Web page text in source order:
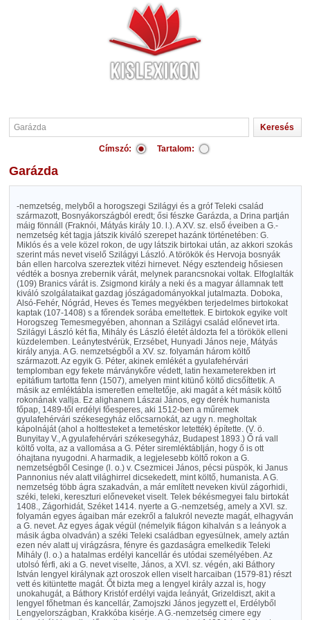
Címszó: Tartalom:
Garázda
-nemzetség, melyből a horogszegi Szilágyi és a gróf Teleki család
származott, Bosnyákországból eredt; ősi fészke Garázda, a Drina partján
máig fönnáll (Fraknói, Mátyás király 10. l.). A XV. sz. első éveiben a G.-
nemzetség két tagja játszik kiváló szerepet hazánk történetében: G.
Miklós és a vele közel rokon, de ugy látszik birtokai után, az akkori szokás
szerint más nevet viselő Szilágyi László. A törökök és Hervoja bosnyák
bán ellen harcolva szereztek vitézi hirnevet. Négy esztendeig hősiesen
védték a bosnya zrebernik várát, melynek parancsnokai voltak. Elfoglalták
(109) Branics várát is. Zsigmond király a neki és a magyar államnak tett
kiváló szolgálataikat gazdag jószágadományokkal jutalmazta. Doboka,
Alsó-Fehér, Nógrád, Heves és Temes megyékben terjedelmes birtokokat
kaptak (107-1408) s a főrendek sorába emeltettek. E birtokok egyike volt
Horogszeg Temesmegyében, ahonnan a Szilágyi család előnevet irta.
Szilágyi László két fia, Mihály és László életét áldozta fel a törökök elleni
küzdelemben. Leánytestvérük, Erzsébet, Hunyadi János neje, Mátyás
király anyja. A G. nemzetségből a XV. sz. folyamán három költő
származott. Az egyik G. Péter, akinek emlékét a gyulafehérvári
templomban egy fekete márványkőre védett, latin hexameterekben irt
epitáfium tartotta fenn (1507), amelyen mint kitünő költő dicsőíttetik. A
másik az emléktábla ismeretlen emeltetője, aki magát a két másik költő
rokonának vallja. Ez alighanem Lászai János, egy derék humanista
főpap, 1489-től erdélyi főesperes, aki 1512-ben a műremek
gyulafehérvári székesegyház előcsarnokát, az ugy n. megholtak
kápolnáját (ahol a holttesteket a temetéskor letették) építette. (V. ö.
Bunyitay V., A gyulafehérvári székesegyház, Budapest 1893.) Ő rá vall
költő volta, az a vallomása a G. Péter siremléktáblján, hogy ő is ott
óhajtana nyugodni. A harmadik, a legjelesebb költő rokon a G.
nemzetségből Cesinge (l. o.) v. Csezmicei János, pécsi püspök, ki Janus
Pannonius név alatt világhirrel dicsekedett, mint költő, humanista. A G.
nemzetség több ágra szakadván, a már említett neveken kivül zágorhidi,
széki, teleki, kereszturi előneveket viselt. Telek békésmegyei falu birtokát
1408., Zágorhidát, Széket 1414. nyerte a G.-nemzetség, amely a XVI. sz.
folyamán egyes ágaiban már ezekről a falukról nevezte magát, elhagyván
a G. nevet. Az egyes ágak végül (némelyik fiágon kihalván s a leányok a
másik ágba olvadván) a széki Teleki családban egyesülnek, amely aztán
ezen név alatt uj virágzásra, fényre és gazdaságra emelkedik Teleki
Mihály (l. o.) a hatalmas erdélyi kancellár és utódai személyében. Az
utolsó férfi, aki a G. nevet viselte, János, a XVI. sz. végén, aki Báthory
István lengyel királynak azt oroszok ellen viselt harcaiban (1579-81) részt
vett és kitüntette magát. Őt bizta meg a lengyel király azzal is, hogy
unokahugát, a Báthory Kristóf erdélyi vajda leányát, Grizeldiszt, akit a
lengyel főhetman és kancellár, Zamojszki János jegyzett el, Erdélyből
Lengyelországban, Krakkóba kisérje. A G.-nemzetség cimere egy